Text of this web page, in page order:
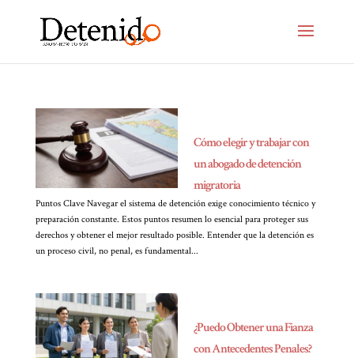
Cómo elegir y trabajar con
un abogado de detención
migratoria
Puntos Clave Navegar el sistema de detención exige conocimiento técnico y
preparación constante. Estos puntos resumen lo esencial para proteger sus
derechos y obtener el mejor resultado posible. Entender que la detención es
un proceso civil, no penal, es fundamental...
¿Puedo Obtener una Fianza
con Antecedentes Penales?